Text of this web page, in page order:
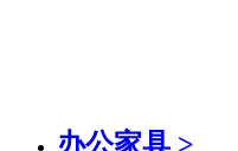
办公家具 >